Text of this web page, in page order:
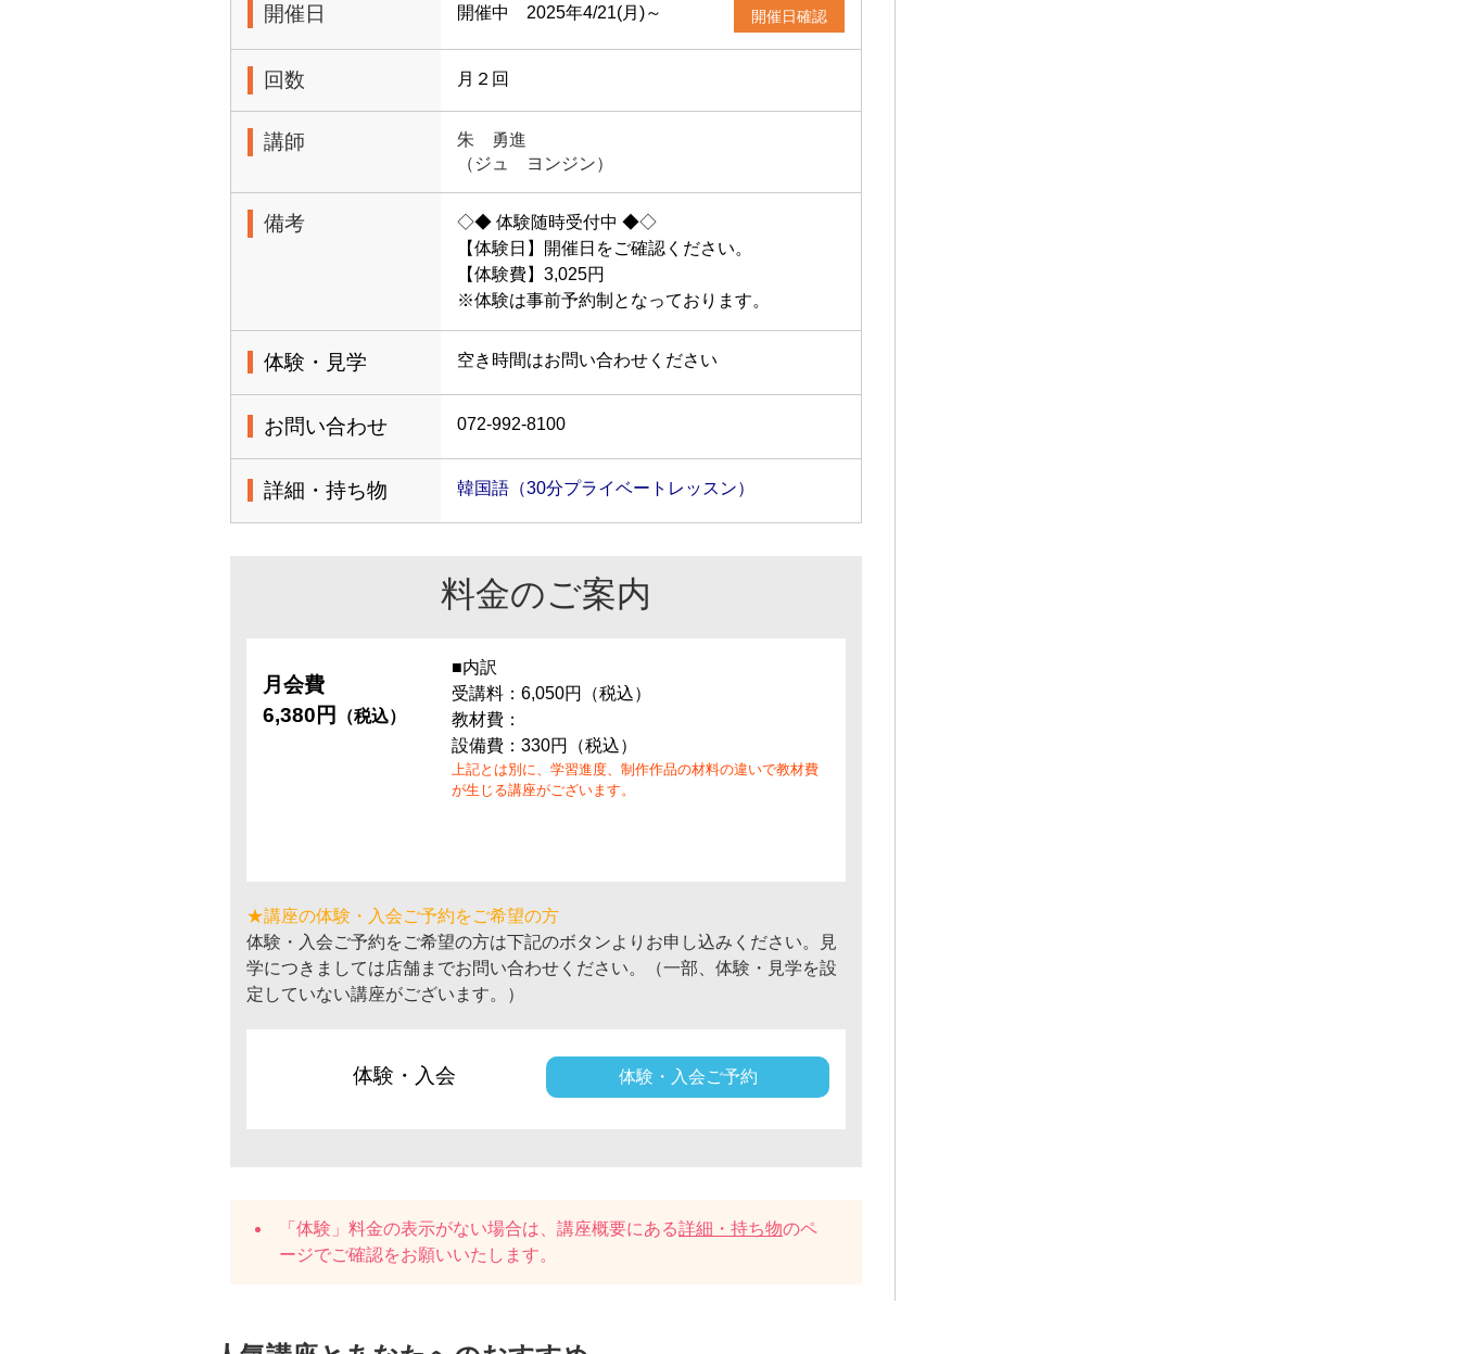
開催日 開催中 2025年4/21(月)～ 開催日確認
回数 月２回
講師
朱 勇進
（ジュ ヨンジン）
備考
◇◆ 体験随時受付中 ◆◇
【体験日】開催日をご確認ください。
【体験費】3,025円
※体験は事前予約制となっております。
体験・見学 空き時間はお問い合わせください
お問い合わせ 072-992-8100
詳細・持ち物 韓国語（30分プライベートレッスン）
料金のご案内
月会費
6,380円
（税込）
■内訳
受講料：6,050円（税込）
教材費：
設備費：330円（税込）
上記とは別に、学習進度、制作作品の材料の違いで教材費
が生じる講座がございます。
★講座の体験・入会ご予約をご希望の方
体験・入会ご予約をご希望の方は下記のボタンよりお申し込みください。見
学につきましては店舗までお問い合わせください。（一部、体験・見学を設
定していない講座がございます。）
体験・入会 体験・入会ご予約
「体験」料金の表示がない場合は、講座概要にある詳細・持ち物のペ
ージでご確認をお願いいたします。